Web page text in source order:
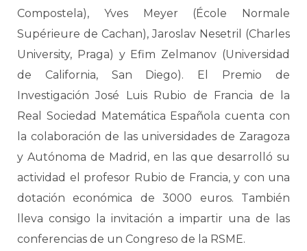
Compostela), Yves Meyer (École Normale
Supérieure de Cachan), Jaroslav Nesetril (Charles
University, Praga) y Efim Zelmanov (Universidad
de California, San Diego). El Premio de
Investigación José Luis Rubio de Francia de la
Real Sociedad Matemática Española cuenta con
la colaboración de las universidades de Zaragoza
y Autónoma de Madrid, en las que desarrolló su
actividad el profesor Rubio de Francia, y con una
dotación económica de 3000 euros. También
lleva consigo la invitación a impartir una de las
conferencias de un Congreso de la RSME.